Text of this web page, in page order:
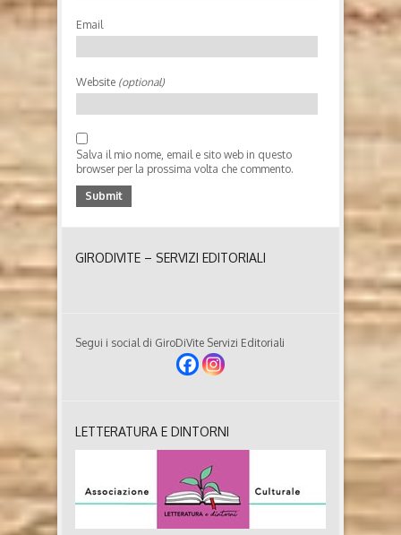
Email
Website (optional)
Salva il mio nome, email e sito web in questo
browser per la prossima volta che commento.
GIRODIVITE – SERVIZI EDITORIALI
Segui i social di GiroDiVite Servizi Editoriali
LETTERATURA E DINTORNI